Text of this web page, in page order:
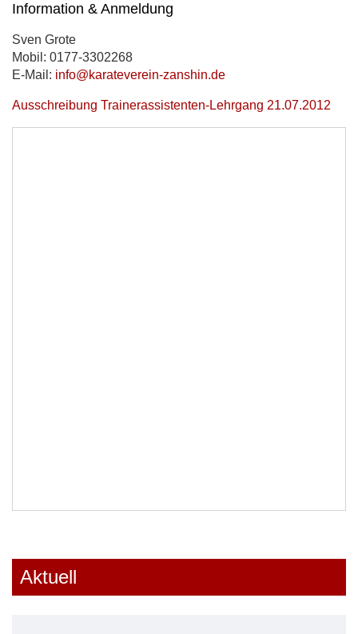
Information & Anmeldung
Sven Grote
Mobil: 0177-3302268
E-Mail: info@karateverein-zanshin.de
Ausschreibung Trainerassistenten-Lehrgang 21.07.2012
Aktuell